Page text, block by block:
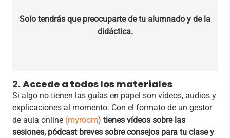
Solo tendrás que preocuparte de tu alumnado y de la
didáctica.
2. Accede a todos los materiales
Si algo no tienen las guías en papel son vídeos, audios y
explicaciones al momento. Con el formato de un gestor
de aula online (myroom) tienes vídeos sobre las
sesiones, pódcast breves sobre consejos para tu clase y